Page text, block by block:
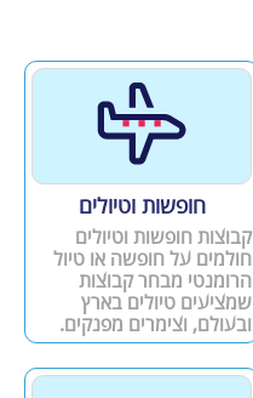
חופשות וטיולים
קבוצות חופשות וטיולים
חולמים על חופשה או טיול
הרומנטי מבחר קבוצות
שמציעים טיולים בארץ
ובעולם, וצימרים מפנקים.